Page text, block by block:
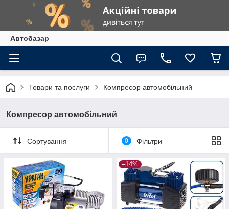
Автобазар
Товари та послуги Компресор автомобільний
Компресор автомобільний
Сортування 0 Фільтри
–14%